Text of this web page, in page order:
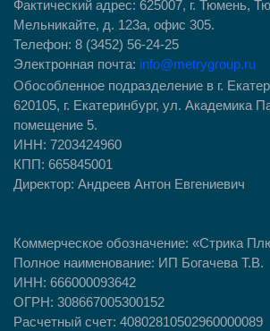
Фактический адрес: 625007, г. Тюмень,
Мельникайте, д. 123а, офис 305.
Телефон: 8 (3452) 56-24-25
Электронная почта: info@metrygroup.ru
Обособленное подразделение в г.
620105, г. Екатеринбург, ул. Академика
помещение 5.
ИНН: 7203424960
КПП: 665845001
Директор: Андреев Антон Евгениевич
Коммерческое обозначение: «Стрика
Полное наименование: ИП Богачева Т.В.
ИНН: 666000093642
ОГРН: 308667005300152
Расчетный счет: 40802810502960000089